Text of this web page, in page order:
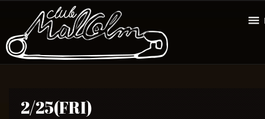
2/25(FRI)